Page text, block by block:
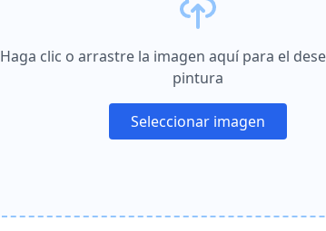
Haga clic o arrastre la imagen aquí para el
pintura
Seleccionar imagen